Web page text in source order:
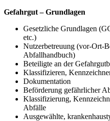
Gefahrgut – Grundlagen
Gesetzliche Grundlagen
etc.)
Nutzerbetreuung (vor-Ort-
Abfallhandbuch)
Beteiligte an der
Klassifizieren,
Dokumentation
Beförderung gefährlicher
Klassifizierung,
Abfälle
Ausgewählte,